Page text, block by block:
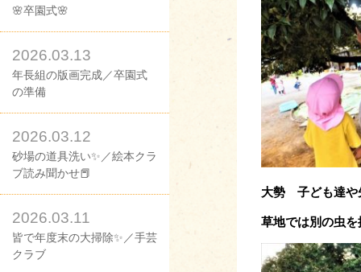
🌸卒園式🌸
2026.03.13
年長組の版画完成／卒園式
の準備
2026.03.12
砂場の道具洗い✨／絵本クラ
ブ読み聞かせ📕
2026.03.11
皆で年度末の大掃除✨／手芸
クラブ
大勢 子ども達や
草地では別の虫